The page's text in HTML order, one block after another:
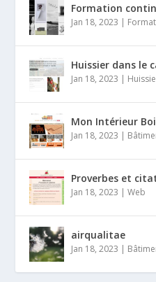
Formation
Jan 18, 2023 |
Huissier dans le
Jan 18, 2023 |
Mon Intérieur
Jan 18, 2023 |
Proverbes et
Jan 18, 2023 |Web
airqualitae
Jan 18, 2023 |